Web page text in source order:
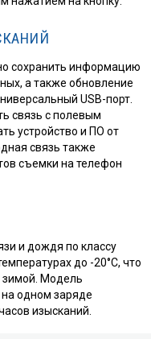
сохранить информацию
а также обновление
USB-порт.
связь с полевым
устройство и ПО от
связь также
съемки на телефон
и дождя по классу
до -20°C, что
зимой. Модель
одном заряде
изысканий.